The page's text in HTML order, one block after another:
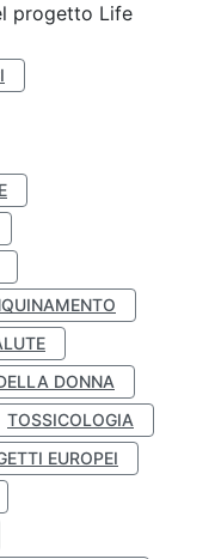
progetto Life
DONNA
TOSSICOLOGIA
EUROPEI